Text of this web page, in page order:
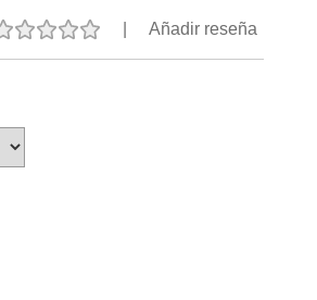
Añadir reseña